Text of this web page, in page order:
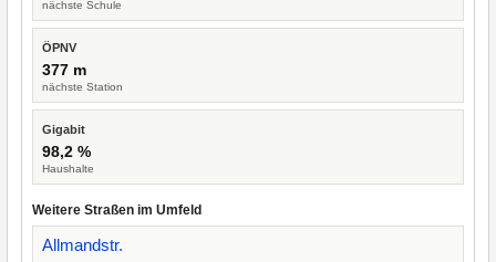
nächste Schule
ÖPNV
377 m
nächste Station
Gigabit
98,2 %
Haushalte
Weitere Straßen im Umfeld
Allmandstr.